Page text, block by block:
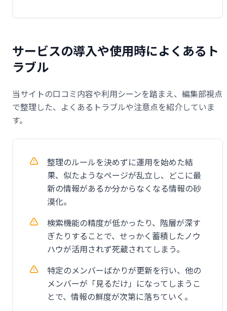
サービスの導入や使用時によくあるト
ラブル
当サイトの口コミ内容や利用シーンを踏まえ、編集部視点
で整理した、よくあるトラブルや注意点を紹介していま
す。
整理のルールを決めずに運用を始めた結
果、似たようなページが乱立し、どこに最
新の情報があるか分からなくなる情報の砂
漠化。
検索機能の精度が低かったり、階層が深す
ぎたりすることで、せっかく蓄積したノウ
ハウが活用されず死蔵されてしまう。
特定のメンバーばかりが更新を行い、他の
メンバーが「見るだけ」になってしまうこ
とで、情報の鮮度が次第に落ちていく。